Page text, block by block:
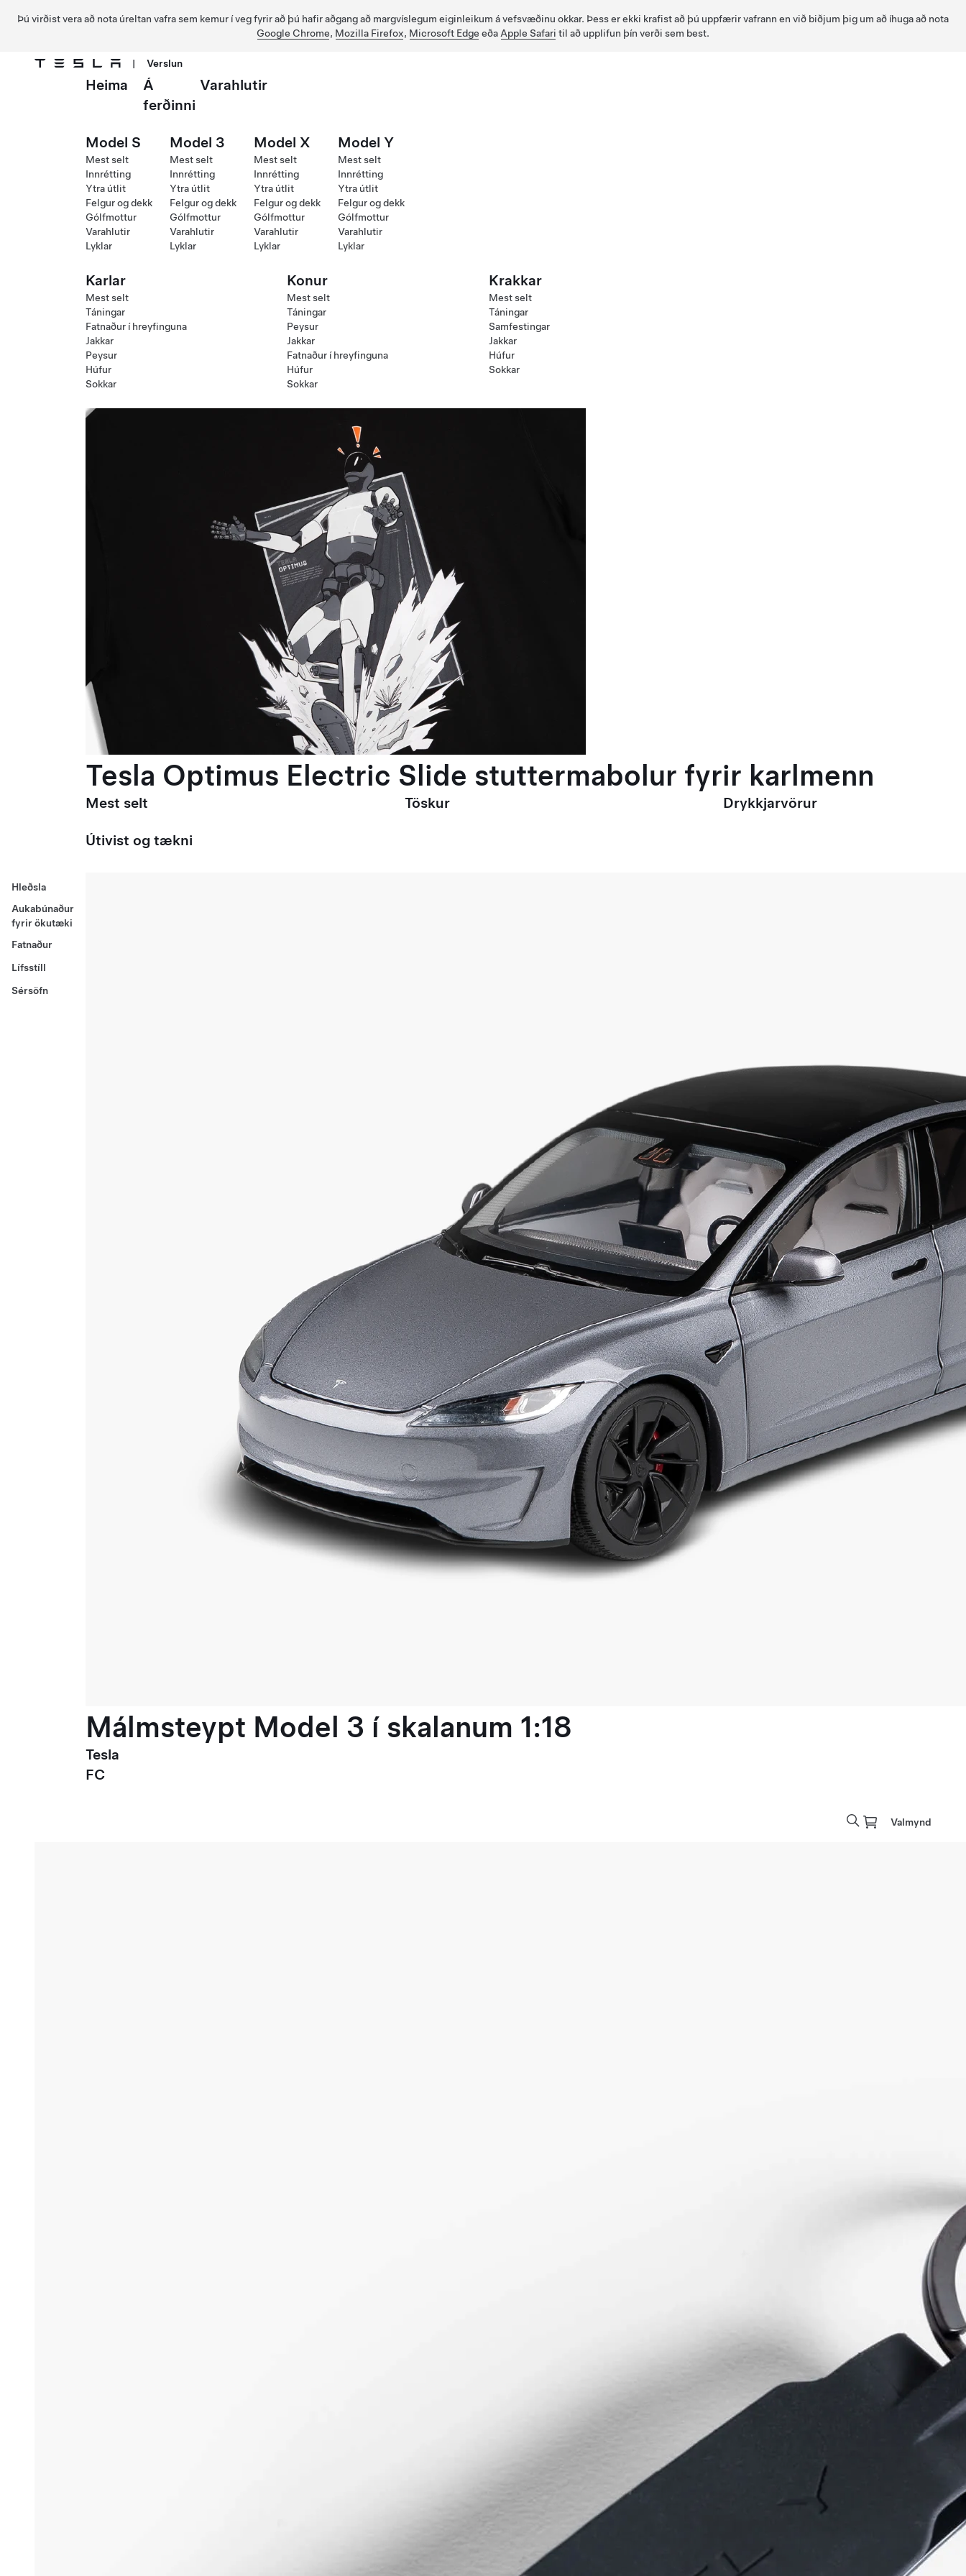
Þú virðist vera að nota úreltan vafra sem kemur í veg fyrir að þú hafir aðgang að margvíslegum eiginleikum á vefsvæðinu okkar. Þess er ekki krafist að þú uppfærir vafrann en við biðjum þig um að íhuga að nota
Google Chrome, Mozilla Firefox, Microsoft Edge eða Apple Safari til að upplifun þín verði sem best.
| Verslun
Hleðsla
Aukabúnaður
fyrir ökutæki
Fatnaður
Lífsstíll
Sérsöfn
Heima
Á
ferðinni
Varahlutir
Model S
Mest selt
Innrétting
Ytra útlit
Felgur og dekk
Gólfmottur
Varahlutir
Lyklar
Model 3
Mest selt
Innrétting
Ytra útlit
Felgur og dekk
Gólfmottur
Varahlutir
Lyklar
Model X
Mest selt
Innrétting
Ytra útlit
Felgur og dekk
Gólfmottur
Varahlutir
Lyklar
Model Y
Mest selt
Innrétting
Ytra útlit
Felgur og dekk
Gólfmottur
Varahlutir
Lyklar
Karlar
Mest selt
Táningar
Fatnaður í hreyfinguna
Jakkar
Peysur
Húfur
Sokkar
Konur
Mest selt
Táningar
Peysur
Jakkar
Fatnaður í hreyfinguna
Húfur
Sokkar
Krakkar
Mest selt
Táningar
Samfestingar
Jakkar
Húfur
Sokkar
Tesla Optimus Electric Slide stuttermabolur fyrir karlmenn
Mest selt Töskur Drykkjarvörur
Útivist og tækni
Málmsteypt Model 3 í skalanum 1:18
Tesla
FC
Valmynd